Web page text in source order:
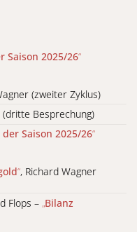
Saison 2025/26“
(zweiter Zyklus)
(dritte Besprechung)
der Saison 2025/26“
“, Richard Wagner
Flops – „Bilanz